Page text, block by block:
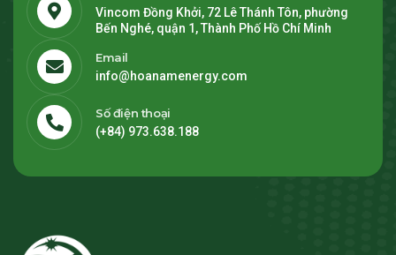
Vincom Đồng Khởi, 72 Lê Thánh Tôn, phường
Bến Nghé, quận 1, Thành Phố Hồ Chí Minh
Email
info@hoanamenergy.com
Số điện thoại
(+84) 973.638.188